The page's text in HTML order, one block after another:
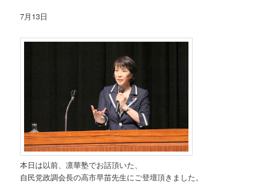
7月13日
本日は以前、凛華塾でお話頂いた、
自民党政調会長の高市早苗先生にご登壇頂きました。